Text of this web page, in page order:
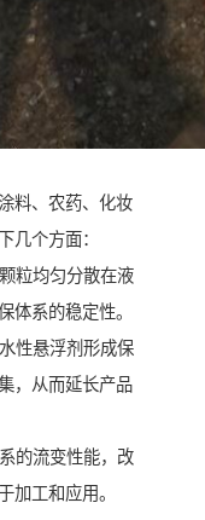
料、农药、化妆
几个方面：
粒均匀分散在液
体系的稳定性。
性悬浮剂形成保
，从而延长产品
的流变性能，改
加工和应用。